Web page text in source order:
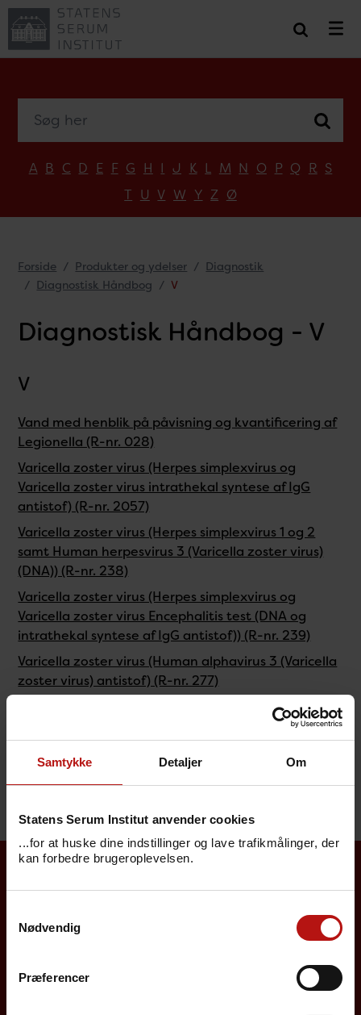
Samtykke Detaljer Om
Statens Serum Institut anvender cookies
...for at huske dine indstillinger og lave trafikmålinger, der
kan forbedre brugeroplevelsen.
Nødvendig
Præferencer
A B C D E F G H I J K L M N O P Q R S
T U V W Y Z Ø
Forside Produkter og ydelser
Diagnostik
Diagnostisk Håndbog
V
Diagnostisk Håndbog - V
V
Vand med henblik på påvisning og kvantificering af
Legionella (R-nr. 028)
Varicella zoster virus (Herpes simplexvirus og
Varicella zoster virus intrathekal syntese af IgG
antistof) (R-nr. 2057)
Varicella zoster virus (Herpes simplexvirus 1 og 2
samt Human herpesvirus 3 (Varicella zoster virus)
(DNA)) (R-nr. 238)
Varicella zoster virus (Herpes simplexvirus og
Varicella zoster virus Encephalitis test (DNA og
intrathekal syntese af IgG antistof)) (R-nr. 239)
Varicella zoster virus (Human alphavirus 3 (Varicella
zoster virus) antistof) (R-nr. 277)
Venezuelansk equin encephalitis virus antistof (IgG,
Borgere
Det danske børnevaccinationsprogram
Influenzavaccination